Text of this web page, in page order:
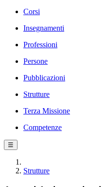
Corsi
Insegnamenti
Professioni
Persone
Pubblicazioni
Strutture
Terza Missione
Competenze
☰
Strutture